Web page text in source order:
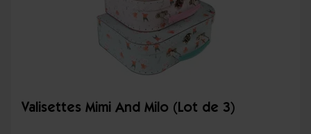
Valisettes Mimi And Milo (Lot de 3)